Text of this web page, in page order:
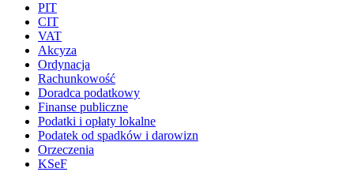
PIT
CIT
VAT
Akcyza
Ordynacja
Rachunkowość
Doradca podatkowy
Finanse publiczne
Podatki i opłaty lokalne
Podatek od spadków i darowizn
Orzeczenia
KSeF